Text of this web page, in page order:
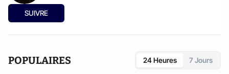
SUIVRE
POPULAIRES 24 Heures 7 Jours